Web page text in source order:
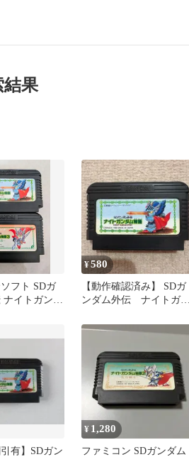
果
フト SDガ
イトガンダ
¥580
【動作確認済み】 SDガ
ンダム外伝 ナイトガン
コン）
引有】SDガン
¥ 1,280
ファミコン SDガンダム